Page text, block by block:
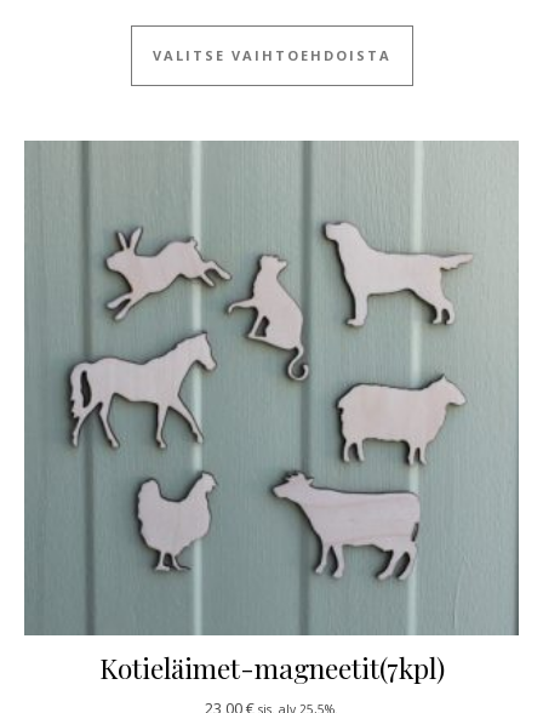
VALITSE VAIHTOEHDOISTA
Tällä tuotteella
Kotieläimet-magneetit(7kpl)
23,00€ sis. alv 25,5%.